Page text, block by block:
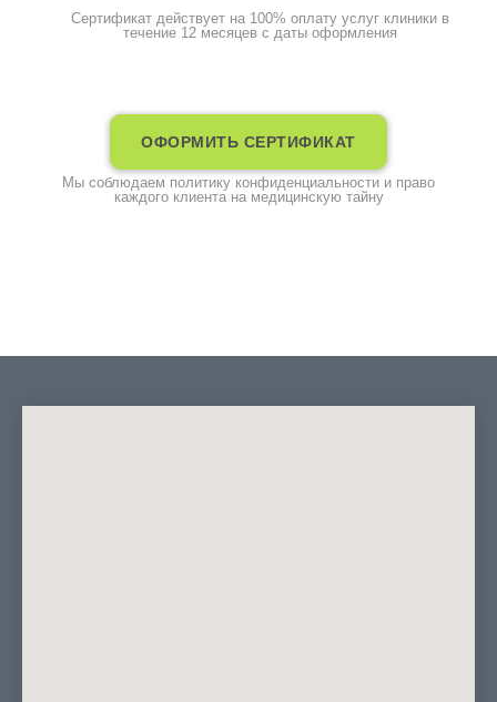
ОФОРМИТЬ СЕРТИФИКАТ
Мы соблюдаем политику конфиденциальности и право
каждого клиента на медицинскую тайну
Сертификат действует на 100% оплату услуг клиники в
течение 12 месяцев с даты оформления